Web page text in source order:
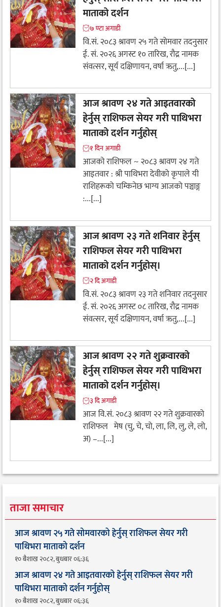
माताको दर्शन
७ ण्टा अगाडी
वि.सं. २०८३ श्रावण २५ गते सोमवार तदनुसार
ई. सं. २०२६ अगस्ट १० तारिख, रौद्र नामक
संवत्सर, सूर्य दक्षिणायन, वर्षा ऋतु,...[...]
आज श्रावण २४ गते आइतवारको
हेर्नुस् राशिफल सेयर गरी पाथिभरा
माताको दर्शन गर्नुहोस्
१ दिन अगाडी
आजको राशिफल ~ २०८३ श्रावण २४ गते
आइतवार : श्री पाथिभरा देवीकाे कृपाले यी
राशिहरूकाे चम्किनेछ भाग्य आजको पञ्चाङ्ग
:...[...]
आज श्रावण २३ गते शनिवार हेर्नुस्
राशिफल सेयर गरी पाथिभरा
माताको दर्शन गर्नुहोस्।
२ दि अगाडी
वि.सं. २०८३ श्रावण २३ गते शनिवार तदनुसार
ई. सं. २०२६ अगस्ट ०८ तारिख, रौद्र नामक
संवत्सर, सूर्य दक्षिणायन, वर्षा ऋतु,...[...]
आज श्रावण २२ गते शुक्रवारको
हेर्नुस् राशिफल सेयर गरी पाथिभरा
माताको दर्शन गर्नुहोस्।
३ दि अगाडी
आज वि.सं. २०८३ श्रावण २२ गते शुक्रवारको
राशिफल मेष (चु, चे, चो, ला, लि, लु, ले, लो,
अ) –...[...]
ताजा समाचार
आज श्रावण २५ गते सोमवारको हेर्नुस् राशिफल सेयर गरी
पाथिभरा माताको दर्शन
१० बैशाख २०८२, बुधबार ०६:३६
आज श्रावण २४ गते आइतवारको हेर्नुस् राशिफल सेयर गरी
पाथिभरा माताको दर्शन गर्नुहोस्
१० बैशाख २०८२, बुधबार ०६:३६